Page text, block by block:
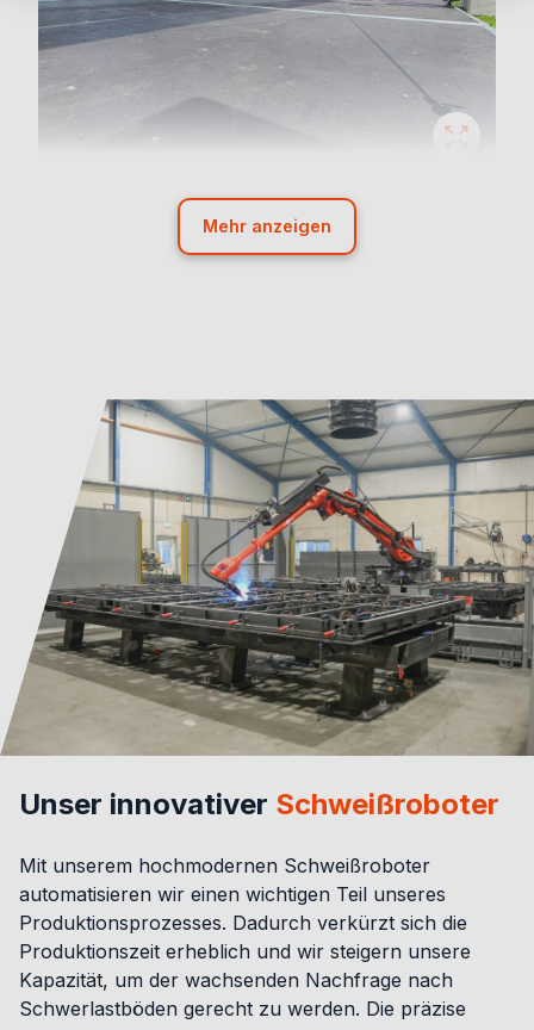
Mehr anzeigen
Unser innovativer Schweißroboter
Mit unserem hochmodernen Schweißroboter
automatisieren wir einen wichtigen Teil unseres
Produktionsprozesses. Dadurch verkürzt sich die
Produktionszeit erheblich und wir steigern unsere
Kapazität, um der wachsenden Nachfrage nach
Schwerlastböden gerecht zu werden. Die präzise